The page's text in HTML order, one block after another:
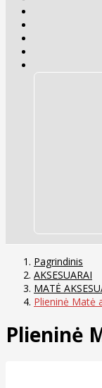
Pagrindinis
AKSESUARAI
MATĖ
Plieninė Matė
Plieninė